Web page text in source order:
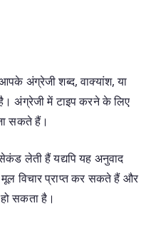
अंग्रेजी शब्द, वाक्यांश, या
अंग्रेजी में टाइप करने के लिए
सकते हैं।
लेती हैं यद्यपि यह अनुवाद
विचार प्राप्त कर सकते हैं और
सकता है।